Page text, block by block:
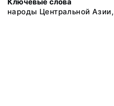
народы Центральной Азии,